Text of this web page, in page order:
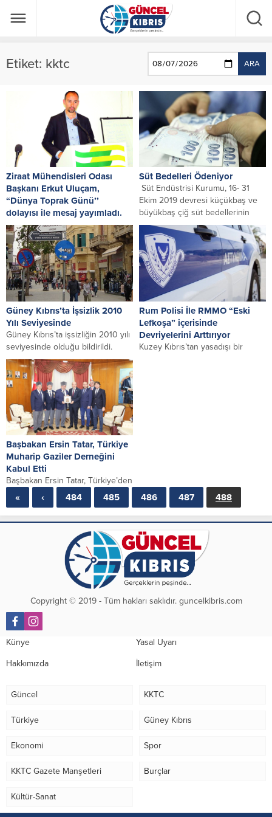
Etiket: kktc ARA
Ziraat Mühendisleri Odası
Başkanı Erkut Uluçam,
“Dünya Toprak Günü’’
dolayısı ile mesaj yayımladı.
Deprecated: explode(): Passing
null to parameter #2 ($string) of
type string is deprecated in
/home/diafcsypx9wt/public_html/wp-
content/themes/poyraz/lib/functions/commonfunctions.php
on line
Süt Bedelleri Ödeniyor
Süt Endüstrisi Kurumu, 16- 31
Ekim 2019 devresi küçükbaş ve
büyükbaş çiğ süt bedellerinin
bugün...
Güney Kıbrıs’ta İşsizlik 2010
Yılı Seviyesinde
Güney Kıbrıs’ta işsizliğin 2010 yılı
seviyesinde olduğu bildirildi.
Fileleftheros gazetesi, 2019 yılı
Kasım ayı verilerine...
Rum Polisi İle RMMO “Eski
Lefkoşa” içerisinde
Devriyelerini Arttırıyor
Kuzey Kıbrıs’tan yasadışı bir
Başbakan Ersin Tatar, Türkiye
Muharip Gaziler Derneğini
Kabul Etti
Başbakan Ersin Tatar, Türkiye’den
gelen ziyaretçilerin kendisini her
zaman mutlu ettiğini söyleyerek,
“Gazilerimizin yeri ayrı....
« ‹ 484 485 486 487 488
Copyright © 2019 - Tüm hakları saklıdır. guncelkibris.com
Künye Yasal Uyarı
Hakkımızda İletişim
Güncel KKTC
Türkiye Güney Kıbrıs
Ekonomi Spor
KKTC Gazete Manşetleri Burçlar
Kültür-Sanat